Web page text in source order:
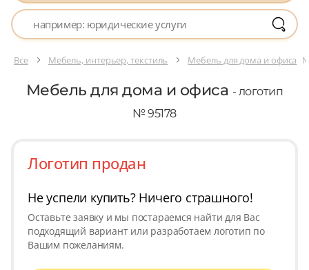
Все Мебель, интерьер, текстиль Мебель для дома и офиса
Мебель для дома и офиса - логотип
№ 95178
Логотип продан
Не успели купить? Ничего страшного!
Оставьте заявку и мы постараемся найти для Вас
подходящий вариант или разработаем логотип по
Вашим пожеланиям.